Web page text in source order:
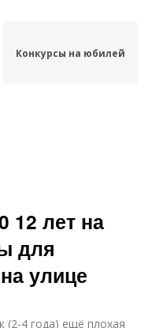
Конкурсы на юбилей
12 лет на
для
улице
(2-4 года) ещё плохая